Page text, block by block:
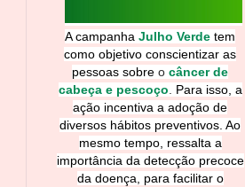
A campanha Julho Verde tem
como objetivo conscientizar as
pessoas sobre o câncer de
cabeça e pescoço
Para isso, a
ação incentiva a adoção de
diversos hábitos preventivos. Ao
mesmo tempo, ressalta a
importância da detecção precoce
da doença, para facilitar o